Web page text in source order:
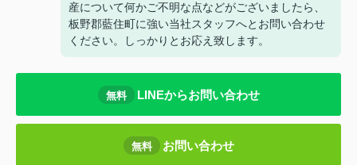
産について何かご不明な点などがございましたら、
板野郡藍住町に強い当社スタッフへとお問い合わせ
ください。しっかりとお応え致します。
無料 LINEからお問い合わせ
無料 お問い合わせ